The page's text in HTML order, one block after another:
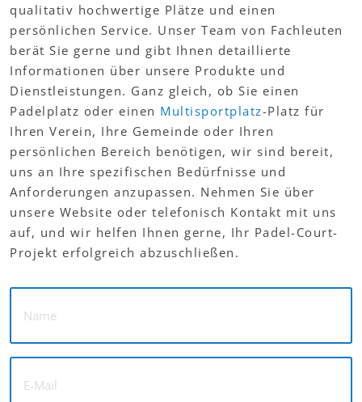
qualitativ hochwertige Plätze und einen
persönlichen Service. Unser Team von Fachleuten
berät Sie gerne und gibt Ihnen detaillierte
Informationen über unsere Produkte und
Dienstleistungen. Ganz gleich, ob Sie einen
Padelplatz oder einen Multisportplatz-Platz für
Ihren Verein, Ihre Gemeinde oder Ihren
persönlichen Bereich benötigen, wir sind bereit,
uns an Ihre spezifischen Bedürfnisse und
Anforderungen anzupassen. Nehmen Sie über
unsere Website oder telefonisch Kontakt mit uns
auf, und wir helfen Ihnen gerne, Ihr Padel-Court-
Projekt erfolgreich abzuschließen.